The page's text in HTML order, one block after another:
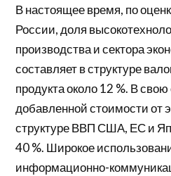
В настоящее время, по
России, доля
производства и сектора
составляет в структуре
продукта около 12 %. В
добавленной стоимости от
структуре ВВП США, ЕС и
40 %. Широкое
информационно-